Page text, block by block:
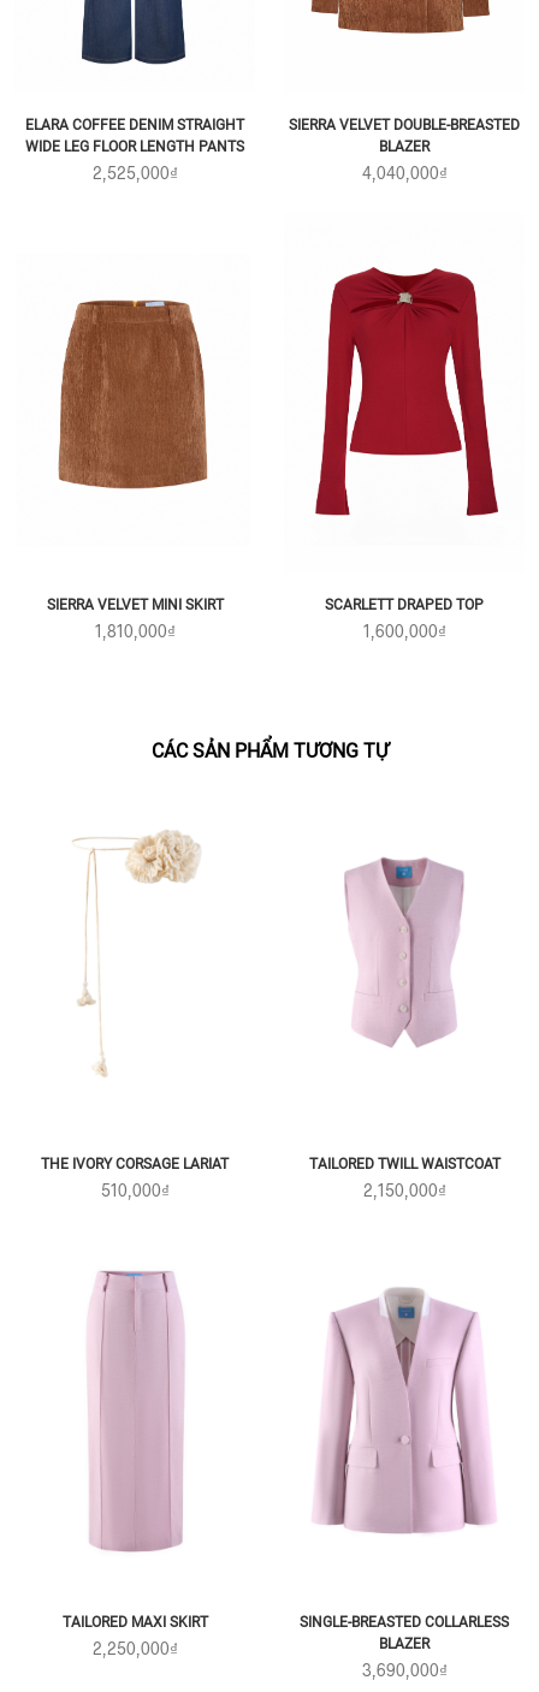
ELARA COFFEE DENIM STRAIGHT
WIDE LEG FLOOR LENGTH PANTS
2,525,000₫
SIERRA VELVET DOUBLE-BREASTED
BLAZER
4,040,000₫
SIERRA VELVET MINI SKIRT
1,810,000₫
SCARLETT DRAPED TOP
1,600,000₫
CÁC SẢN PHẨM TƯƠNG TỰ
THE IVORY CORSAGE LARIAT
510,000₫
TAILORED TWILL WAISTCOAT
2,150,000₫
TAILORED MAXI SKIRT
2,250,000₫
SINGLE-BREASTED COLLARLESS
BLAZER
3,690,000₫